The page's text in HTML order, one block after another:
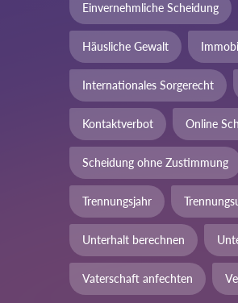
Einvernehmliche Scheidung
Häusliche Gewalt
Internationales Sorgerecht
Kontaktverbot Online
Scheidung ohne Zustimmung
Trennungsjahr
Unterhalt berechnen
Vaterschaft anfechten